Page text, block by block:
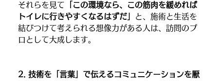
それらを見て 「この環境なら、この筋肉を緩めれば
トイレに行きやすくなるはずだ」
と、施術と生活を
結びつけて考えられる想像力がある人は、訪問のプ
ロとして大成します。
2. 技術を「言葉」で伝えるコミュニケーションを厭